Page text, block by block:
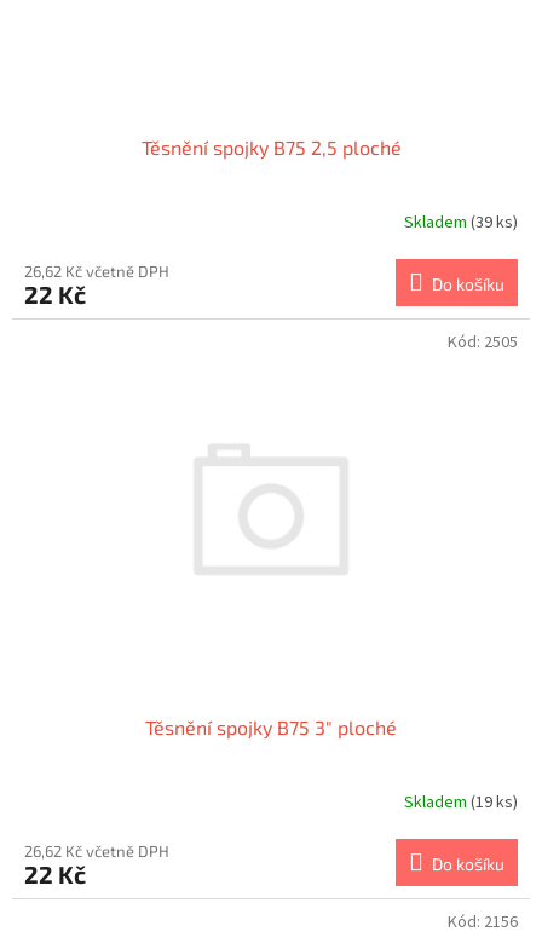
Těsnění spojky B75 2,5 ploché
Skladem (39 ks)
26,62 Kč včetně DPH
22 Kč Do košíku
Těsnění spojky B75 3" ploché
Skladem (19 ks)
26,62 Kč včetně DPH
22 Kč Do košíku
Kód: 2505
Kód: 2156